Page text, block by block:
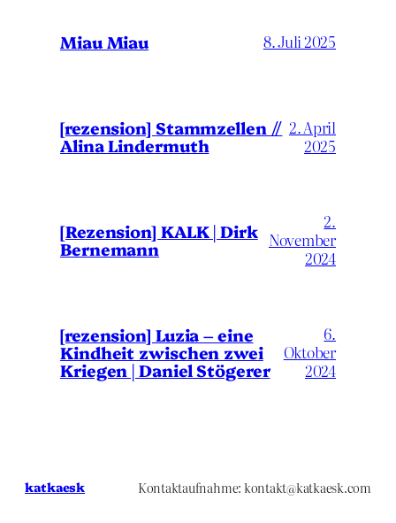
Miau Miau 8. Juli 2025
[rezension] Stammzellen //
Alina Lindermuth
2. April
2025
[Rezension] KALK | Dirk
Bernemann
2.
November
2024
[rezension] Luzia – eine
Kindheit zwischen zwei
Kriegen | Daniel Stögerer
6.
Oktober
2024
katkaesk Kontaktaufnahme: kontakt@katkaesk.com